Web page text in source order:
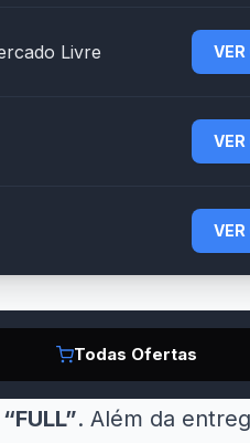
Livre VER
VER
VER
Todas Ofertas
“FULL”. Além da